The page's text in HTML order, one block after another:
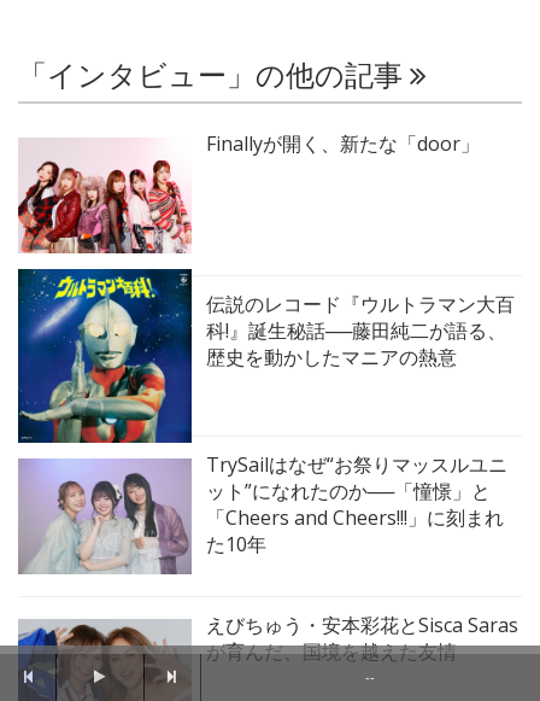
「インタビュー」の他の記事
Finallyが開く、新たな「door」
伝説のレコード『ウルトラマン大百
科!』誕生秘話──藤田純二が語る、
歴史を動かしたマニアの熱意
TrySailはなぜ“お祭りマッスルユニ
ット”になれたのか──「憧憬」と
「Cheers and Cheers!!!」に刻まれ
た10年
えびちゅう・安本彩花とSisca Saras
が育んだ、国境を越えた友情
--